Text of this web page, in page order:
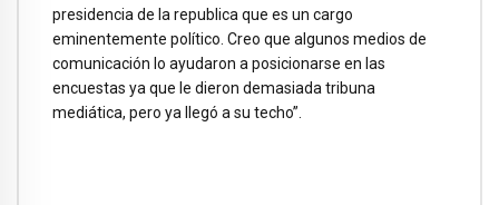
presidencia de la republica que es un cargo
eminentemente político. Creo que algunos medios de
comunicación lo ayudaron a posicionarse en las
encuestas ya que le dieron demasiada tribuna
mediática, pero ya llegó a su techo”.